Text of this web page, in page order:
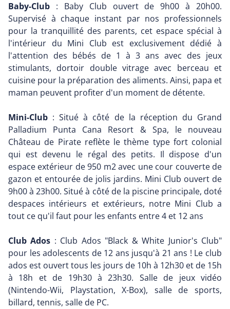
Baby-Club : Baby Club ouvert de 9h00 à 20h00.
Supervisé à chaque instant par nos professionnels
pour la tranquillité des parents, cet espace spécial à
l'intérieur du Mini Club est exclusivement dédié à
l'attention des bébés de 1 à 3 ans avec des jeux
stimulants, dortoir double vitrage avec berceau et
cuisine pour la préparation des aliments. Ainsi, papa et
maman peuvent profiter d'un moment de détente.
Mini-Club : Situé à côté de la réception du Grand
Palladium Punta Cana Resort & Spa, le nouveau
Château de Pirate reflète le thème type fort colonial
qui est devenu le régal des petits. Il dispose d'un
espace extérieur de 950 m2 avec une cour couverte de
gazon et entourée de jolis jardins. Mini Club ouvert de
9h00 à 23h00. Situé à côté de la piscine principale, doté
despaces intérieurs et extérieurs, notre Mini Club a
tout ce qu'il faut pour les enfants entre 4 et 12 ans
Club Ados : Club Ados "Black & White Junior's Club"
pour les adolescents de 12 ans jusqu'à 21 ans ! Le club
ados est ouvert tous les jours de 10h à 12h30 et de 15h
à 18h et de 19h30 à 23h30. Salle de jeux vidéo
(Nintendo-Wii, Playstation, X-Box), salle de sports,
billard, tennis, salle de PC.